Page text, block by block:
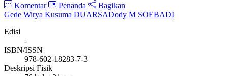
Komentar Penanda
Bagikan
Gede Wirya Kusuma DUARSADody M SOEBADI
Edisi
-
ISBN/ISSN
978-602-18283-7-3
Deskripsi Fisik